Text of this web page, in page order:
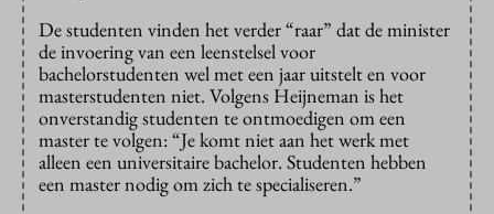
De studenten vinden het verder “raar” dat de minister
de invoering van een leenstelsel voor
bachelorstudenten wel met een jaar uitstelt en voor
masterstudenten niet. Volgens Heijneman is het
onverstandig studenten te ontmoedigen om een
master te volgen: “Je komt niet aan het werk met
alleen een universitaire bachelor. Studenten hebben
een master nodig om zich te specialiseren.”